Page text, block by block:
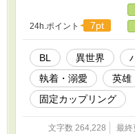
けます。3章以降に増えて
なろう様で投稿済み。新し
お願いします。
24h.ポイント 7pt
BL 異世界
執着・溺愛
英雄
固定カップリング
文字数 264,228 最終